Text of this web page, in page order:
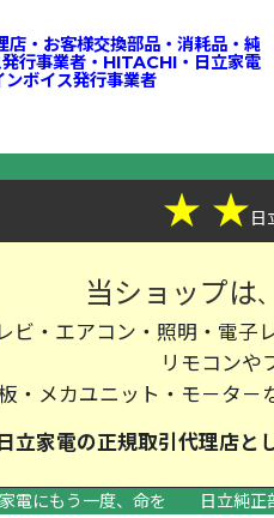
・お客様交換部品・消耗品・純
行事業者・HITACHI・日立家電
ボイス発行事業者
★ ★日
当ショップは
ビ・エアコン・照明・電子
リモコンや
・メカユニット・モ－タ－
立家電の正規取引代理店
電にもう一度、命を
日立純